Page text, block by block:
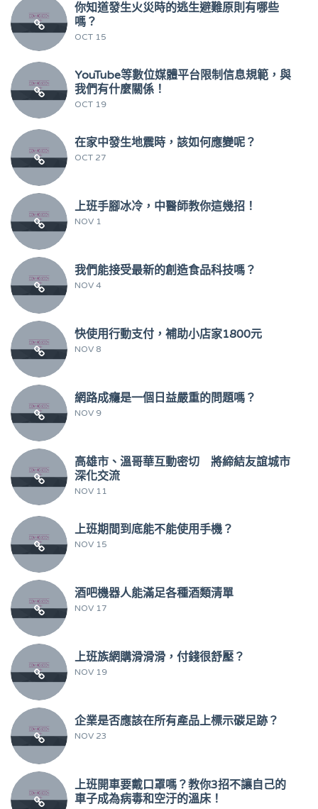
你知道發生火災時的逃生避難原則有哪些
嗎？
OCT 15
YouTube等數位媒體平台限制信息規範，與
我們有什麼關係！
OCT 19
在家中發生地震時，該如何應變呢？
OCT 27
上班手腳冰冷，中醫師教你這幾招！
NOV 1
我們能接受最新的創造食品科技嗎？
NOV 4
快使用行動支付，補助小店家1800元
NOV 8
網路成癮是一個日益嚴重的問題嗎？
NOV 9
高雄市、溫哥華互動密切 將締結友誼城市
深化交流
NOV 11
上班期間到底能不能使用手機？
NOV 15
酒吧機器人能滿足各種酒類清單
NOV 17
上班族網購滑滑滑，付錢很舒壓？
NOV 19
企業是否應該在所有產品上標示碳足跡？
NOV 23
上班開車要戴口罩嗎？教你3招不讓自己的
車子成為病毒和空汙的溫床！